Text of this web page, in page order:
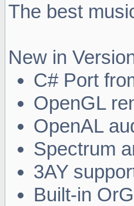
The best
New in
C# Port
OpenGL
OpenAL
Spectrum
3AY
Built-in